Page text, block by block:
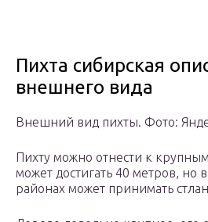
Пихта сибирская
внешнего вида
Внешний вид пихты. Фото:
Пихту можно отнести к
может достигать 40 метров, но
районах может принимать